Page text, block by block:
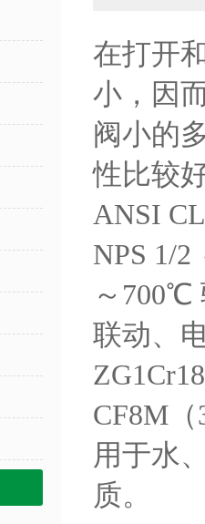
在打开
小，因
阀小的
性比较
ANSI
NPS 1/
～700℃
联动、
CF8M
用于水
质。